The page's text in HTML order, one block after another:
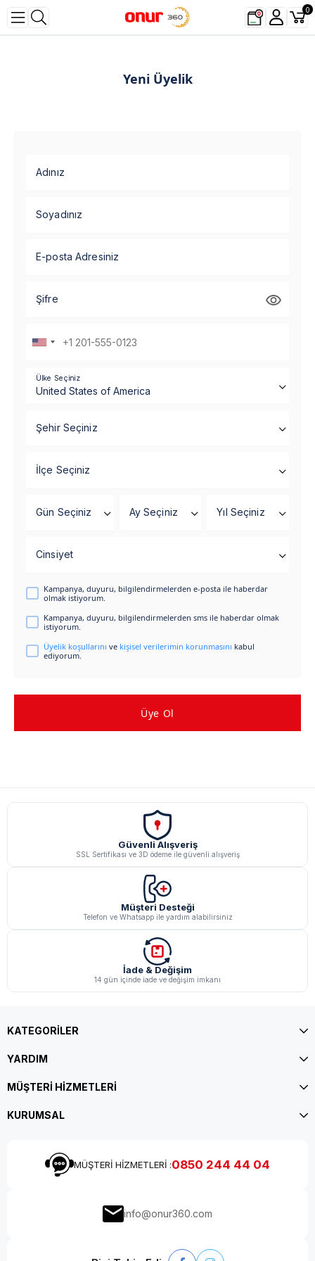
0
Yeni Üyelik
Adınız
Soyadınız
E-posta Adresiniz
Şifre
Ülke Seçiniz
Şehir Seçiniz
İlçe Seçiniz
Gün Seçiniz Ay Seçiniz Yıl Seçiniz
Cinsiyet
Kampanya, duyuru, bilgilendirmelerden e-posta ile haberdar
olmak istiyorum.
Kampanya, duyuru, bilgilendirmelerden sms ile haberdar olmak
istiyorum.
Üyelik koşullarını ve kişisel verilerimin korunmasını kabul
ediyorum.
Üye Ol
Güvenli Alışveriş
SSL Sertifikası ve 3D ödeme ile güvenli alışveriş
Müşteri Desteği
Telefon ve Whatsapp ile yardım alabilirsiniz
İade & Değişim
14 gün içinde iade ve değişim imkanı
KATEGORİLER
YARDIM
MÜŞTERİ HİZMETLERİ
KURUMSAL
MÜŞTERİ HİZMETLERİ :0850 244 44 04
info@onur360.com